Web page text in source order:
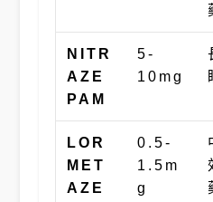
NITR
AZE
PAM
5-
10mg
LOR
MET
AZE
0.5-
1.5m
g